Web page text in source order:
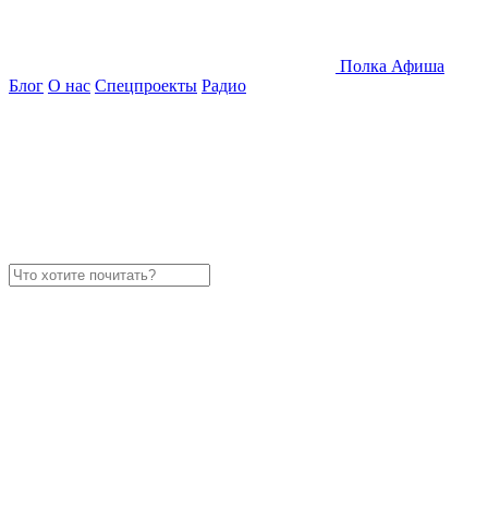
Полка Афиша
Блог О нас Спецпроекты Радио